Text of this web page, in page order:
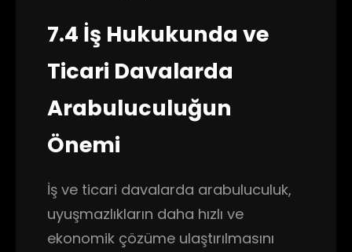
7.4 İş Hukukunda ve
Ticari Davalarda
Arabuluculuğun
Önemi
İş ve ticari davalarda arabuluculuk,
uyuşmazlıkların daha hızlı ve
ekonomik çözüme ulaştırılmasını